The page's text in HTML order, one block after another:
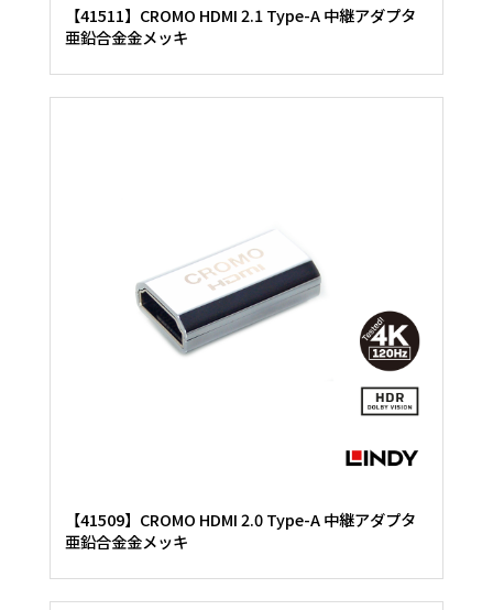
【41511】CROMO HDMI 2.1 Type-A 中継アダプタ
亜鉛合金金メッキ
【41509】CROMO HDMI 2.0 Type-A 中継アダプタ
亜鉛合金金メッキ